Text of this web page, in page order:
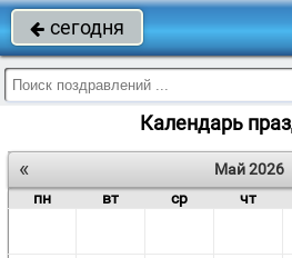
 сегодня
Календарь
«
Май 2026
пн
вт ср чт